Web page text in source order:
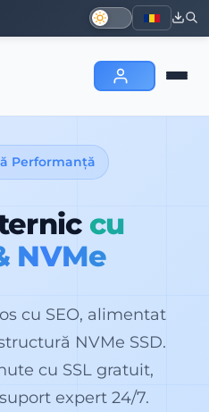
Performanță
cu
NVMe
cu SEO, alimentat
NVMe SSD.
cu SSL gratuit,
expert 24/7.